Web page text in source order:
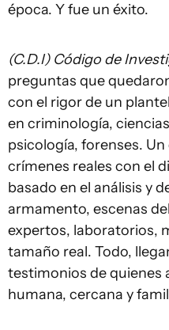
época. Y fue un éxito.
(C.D.I) Código de
preguntas que
con el rigor de un
en criminología,
psicología, forenses.
crímenes reales con el
basado en el análisis y
armamento, escenas
expertos, laboratorios,
tamaño real. Todo,
testimonios de quienes
humana, cercana y